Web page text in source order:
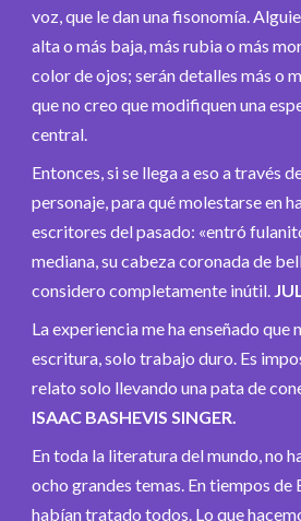
voz, que le dan una fisonomía.
alta o más baja, más rubia o más
color de ojos; serán detalles más o
que no creo que modifiquen una
central.
Entonces, si se llega a eso a través
personaje, para qué molestarse en
escritores del pasado: «entró
mediana, su cabeza coronada de
considero completamente inútil.
La experiencia me ha enseñado que
escritura, solo trabajo duro. Es
relato solo llevando una pata de
ISAAC BASHEVIS SINGER.
En toda la literatura del mundo, no
ocho grandes temas. En tiempos de
habían tratado todos. Lo que